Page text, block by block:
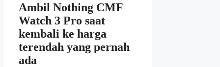
Ambil Nothing CMF
Watch 3 Pro saat
kembali ke harga
terendah yang pernah
ada